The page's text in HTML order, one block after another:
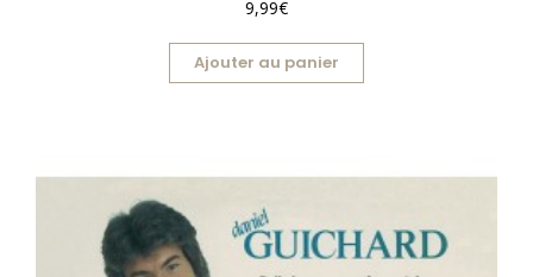
9,99€
Ajouter au panier